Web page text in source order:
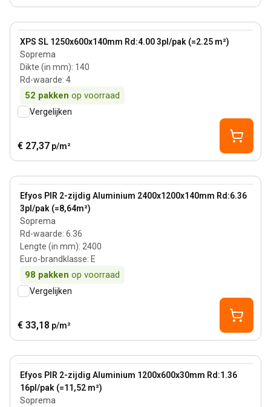
XPS SL 1250x600x140mm Rd:4.00 3pl/pak (=2.25 m²)
Soprema
Dikte (in mm): 140
Rd-waarde: 4
52 pakken op voorraad
View product
Vergelijken
€ 27,37 p/m²
Efyos PIR 2-zijdig Aluminium 2400x1200x140mm Rd:6.36
3pl/pak (=8,64m²)
Soprema
Rd-waarde: 6.36
Lengte (in mm): 2400
Euro-brandklasse: E
98 pakken op voorraad
View product
Vergelijken
€ 33,18 p/m²
Efyos PIR 2-zijdig Aluminium 1200x600x30mm Rd:1.36
16pl/pak (=11,52 m²)
Soprema
View product